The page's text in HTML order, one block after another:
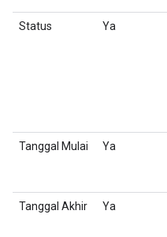
Status Ya
Tanggal Mulai Ya
Tanggal Akhir Ya